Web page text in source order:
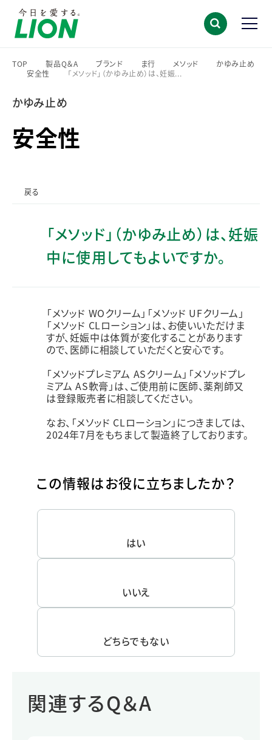
TOP
>
製品Q＆A
>
ブランド
>
ま行
>
メソッド
かゆみ止め
安全性
「メソッド」（かゆみ止め）は、妊娠...
かゆみ止め
安全性
戻る
「メソッド」（かゆみ止め）は、妊娠
中に使用してもよいですか。
「メソッド WOクリーム」「メソッド UFクリーム」
「メソッド CLローション」は、お使いいただけま
すが、妊娠中は体質が変化することがあります
ので、医師に相談していただくと安心です。
「メソッドプレミアム ASクリーム」「メソッドプレ
ミアム AS軟膏」は、ご使用前に医師、薬剤師又
は登録販売者に相談してください。
なお、「メソッド CLローション」につきましては、
2024年7月をもちまして製造終了しております。
この情報はお役に立ちましたか？
はい
いいえ
どちらでもない
関連するQ＆A